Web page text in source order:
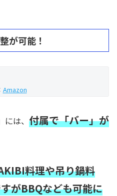
が可能！
Amazon
は、 付属で「バー」が
料理や吊り鍋料
がBBQなども可能に